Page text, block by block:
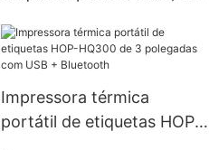
barras, impressora de
etiquetas, 4*6 etiquetas
de remessa expressa, guia
de remessa
Impressora térmica
portátil de etiquetas HOP-